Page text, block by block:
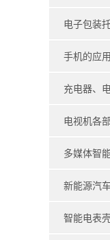
（
电子包装
子载带的应
（
手机的应用
（Mobile）
充电器、
器的应用
charger
adap
电视机各
用
多媒体智
应用
multimedia
新能源汽
上的应用
智能电表